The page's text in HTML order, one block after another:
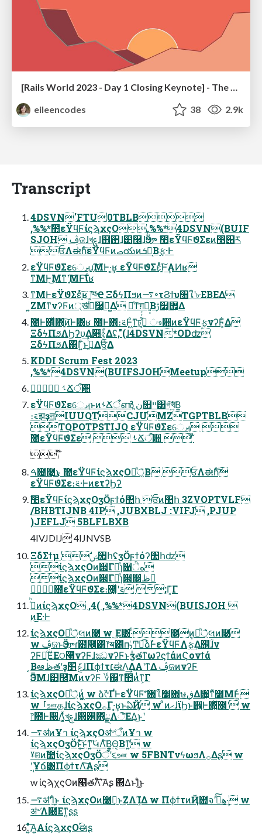
eileencodes
38 2.9k
Transcript
4DSVN'FTU0TBLB
,%%*ࣾ಺εΫϥϜίϛϡχςΟ,%%*4DSVN(BUIF
SJOH ࢤଜɺখࢳɺ஛઒ɺ๺࿬ɺӬౡ ࣾ಺εΫϥϜϑΣεͷ෣୆ཪ
ਓΛಈһͨ͠εΫϥϜͷࡇయͷܭը͔Β࣮ફ·Ͱ
εΫϥϜϑΣεେࡕɹָ͠ΜͰ·͔͢ʁ εΫϥϜϑΣεָ͍ͬͯ͠Ͱ͢ΑͶʁ
ͳΜͰ͜Μͳʹָ͍͠ΜͰ͠ΐ͏ʁ
ͳΜͰεΫϑΣεָ͍ͬͯ͠ʁ ָ͍͠ཁҼ ΞδϟΠϧͷ࠷৽τϨϯυ৘ใʹ৮ΕΒΕΔ
͍ΖΜͳνʔϜͷ্ख͘ߦͬͨ࿩͕ฉ͚Δ ৽ͨͳग़ձ͍͔Βࢹ໺͕޿͕Δ
ࣾ಺Ͱ΍ͬͯ΋ָ͍͠ͷͰ͸ʁ ࣾ಺Ͱ΋։࠵Ͱ͖ͦ͏ͳঢ়گ͕͋ͬͨ ෳ਺ͷεΫϥϜ࣮ફνʔϜ͕͋Δ
ΞδϟΠϧΛϦʔυ͢Δ૊৫͕͋Δʢ,"(ɺ4DSVN*ODʣ
ΞδϟΠϧΛ΍Γ͍ͨͱࢥ͍ͬͯΔਓ͕͍ͨͪΔ
KDDI Scrum Fest 2023
,%%*4DSVN(BUIFSJOHMeetup
໊ ࢀՃऀ਺
εΫϥϜϑΣεେࡕͱͷࢀՃऀൺֱ ن໛ײ͸গ͠খ͍͘͞Β͍
։࠵झҙॻIUUQTCJUMZTGPTBLB
TQPOTPSTIJQ εΫϥϜϑΣεେࡕ 
ࣾ಺εΫϥϜϑΣε  ࢀՃऀ਺  ໊
 ໊
ࠓ೔࿩͢͜ͱ ࣾ಺εΫϥϜίϛϡχςΟ্ཱ͔ͪ͛Β ਓΛಈһͨ͠
εΫϥϜϑΣε։࠵·ͰͷετʔϦʔ
ࣾ಺εΫϥϜίϛϡχςΟӡӦϝϯό঺հ ਓͷ঺հ 3ZVOPTVLF
/BHBTIJNB 4IP ,JUBXBLJ :VIFJ ,PJUP
)JEFLJ 5BLFLBXB
4IVJDIJ 4IJNVSB
ΞδΣϯμ ࣗݾ঺հʢӡӦϝϯόʔ঺հʣ
ίϛϡχςΟͷ੒Γཱͪɿ૑ੈه
ίϛϡχςΟͷ੒Γཱͪɿ੒௕ظ
ࣾ಺εΫϥϜϑΣε։࠵ʹ޲͚ͯ ;Γ͔͑Γ
ࢲͨͪͷίϛϡχςΟ ,4( ,%%*4DSVN(BUISJOH 
ͷ͜Ε·Ͱ
ίϛϡχςΟ্ཱͪ͛લͷ࿩ w ͜Ε͸·ͩ೥݄ͷ্ཱͪ͛લͷ࿩
w ࢤଜͱӬౡɾ๺࿬͸෦ॺ͸ҧ͑Ͳಉ͡ձࣾͰεΫϥϜΛ࣮ફ͢Δ஥ؒɺν
ʔϜ໊͕ͦΕͧΕଠ࿠νʔϜɺඣνʔϜͱӡ໋తͳωʔϛϯάͷϚονϯά
͔Βఆظతʹҙݟަ׵ɺΠϕϯτ׆ಈΛ͢ΔΑ͏ʹͳΔ ࢤଜͷνʔϜ
Ӭౡ͞Μɺ๺࿬͞ΜͷνʔϜ ؇΍͔ͳࣾ಺ͷͭͳ͕Γ
ίϛϡχςΟ্ཱͪ͛ͷ͖͔͚ͬ w ձࣾ୯ҐͰεΫϥϜʹؔͯ͠৘ใަ׵΍ษڧ͢Δ৔͕ͳͯ͘೰ΜͰ͍ͨ
w ࡶஊதɺίϛϡχςΟ࡞Γ·͔͢ʁͱఏҊ w ͦͷޙɺϊϦͱ੎͍Ͱ΍͍ͬͯ͘ํ޲ʹ w
෦಺Ͱ੠Λ͔͚ͯখࢳɺ஛઒΋ྗΛିͯ͘͠ΕΔ͜ͱʹ
࠷ॳͷҰา ίϛϡχςΟॳ৺ऀͷҰา w
ίϛϡχςΟӡӦͱ͔ͨ͜͠͠ͱͳ͍͠ԿΛͨ͠Β͍͍͔Θ͔Βͳ͍ w
ˠଞͷࣾ಺ίϛϡχςΟӡӦऀʹ૬ஊ w 5FBNTνϟωϧΛ࡞Δʂ w
݄ʹҰճ͸ΠϕϯτΛ͠Α͏ʂ
w ίϛϡχςΟͷ໨తΛ໌֬ʹ͠Α͏ʂ ΍ΔͱܾΊͨ͜ͱ
࠷ॳʹܾΊͨ͜ͱ ίϛϡχςΟͷ໨ࢦ͢ͱ͜ΖΛܾΊΔ w ΠϕϯτͷҊ಺จʹهࡌͯ͠·͢ w
ॳ৺Λ๨Εͳ͍ʂʂ
͍ͦͯ͠Α͍ΑίϛϡχςΟ࢝ಈʂ